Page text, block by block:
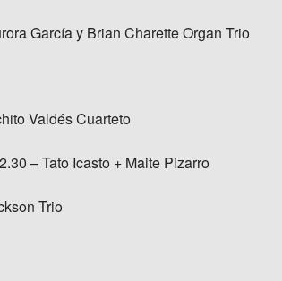
García y Brian Charette Organ Trio
Valdés Cuarteto
– Tato Icasto + Maite Pizarro
Trio